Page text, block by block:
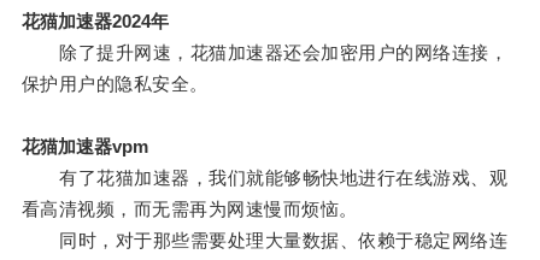
花猫加速器2024年
除了提升网速，花猫加速器还会加密用户的网络连接，
保护用户的隐私安全。
花猫加速器vpm
有了花猫加速器，我们就能够畅快地进行在线游戏、观
看高清视频，而无需再为网速慢而烦恼。
同时，对于那些需要处理大量数据、依赖于稳定网络连